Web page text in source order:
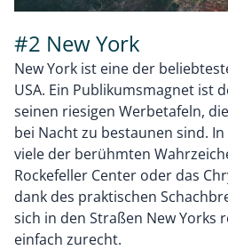
#2 New York
New York ist eine der
USA. Ein Publikumsmagnet ist
seinen riesigen Werbetafeln,
bei Nacht zu bestaunen sind.
viele der berühmten
Rockefeller Center oder das
dank des praktischen
sich in den Straßen New Yorks
einfach zurecht.